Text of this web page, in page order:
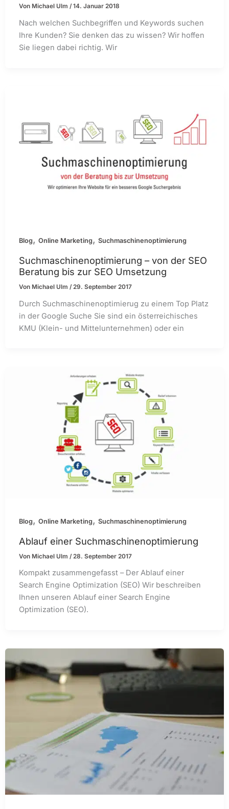
Von Michael Ulm/14. Januar 2018
Nach welchen Suchbegriffen und Keywords suchen
Ihre Kunden? Sie denken das zu wissen? Wir hoffen
Sie liegen dabei richtig. Wir
Blog,Online Marketing,Suchmaschinenoptimierung
Suchmaschinenoptimierung – von der SEO
Beratung bis zur SEO Umsetzung
Von Michael Ulm/29. September 2017
Durch Suchmaschinenoptimierug zu einem Top Platz
in der Google Suche Sie sind ein österreichisches
KMU (Klein- und Mittelunternehmen) oder ein
Blog,Online Marketing,Suchmaschinenoptimierung
Ablauf einer Suchmaschinenoptimierung
Von Michael Ulm /28. September 2017
Kompakt zusammengefasst – Der Ablauf einer
Search Engine Optimization (SEO) Wir beschreiben
Ihnen unseren Ablauf einer Search Engine
Optimization (SEO).